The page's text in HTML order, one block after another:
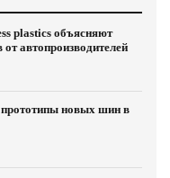
plastics объясняют
автопроизводителей
прототипы новых шин в